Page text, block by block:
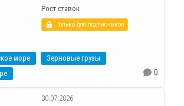
Рост ставок
Только для подписчиков
море
Зерновые грузы
0
30.07.2026